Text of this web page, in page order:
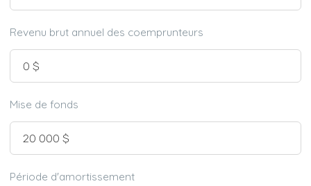
Revenu brut annuel des coemprunteurs
Mise de fonds
Période d'amortissement